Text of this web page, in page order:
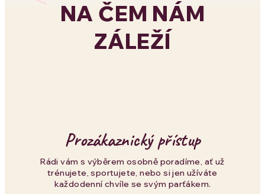
á
d
p
r
v
NA ČEM NÁM
ZÁLEŽÍ
Prozákaznický přístup
Rádi vám s výběrem osobně poradíme, ať už
trénujete, sportujete, nebo si jen užíváte
každodenní chvíle se svým parťákem.